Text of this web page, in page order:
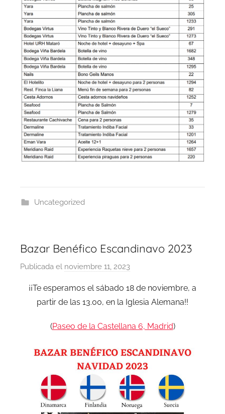
n
Uncategorized
Bazar Benéfico Escandinavo 2023
Publicada el noviembre 11, 2023
r
B
z
r
A
d
m
i
¡¡Te esperamos el sábado 18 de noviembre, a
partir de las 13.00, en la Iglesia Alemana!!
(Paseo de la Castellana 6, Madrid)